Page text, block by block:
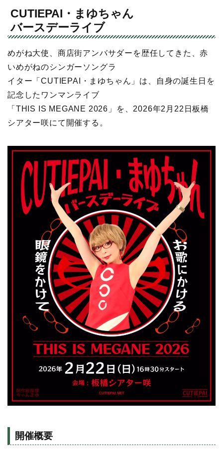
CUTIEPAI・まゆちゃん
バースデーライブ
めがね大使、商店街アンバサダーを歴任してきた、赤
いめがねのシンガーソングラ
イター「CUTIEPAI・まゆちゃん」は、自身の誕生日を
記念したワンマンライブ
「THIS IS MEGANE 2026」を、2026年2月22日板橋
シアター咲にて開催する。
開催概要